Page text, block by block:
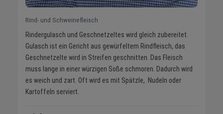
Rind- und Schweinefleisch
Rindergulasch und Geschnetzeltes wird gleich zubereitet.
Gulasch ist ein Gericht aus gewürfeltem Rindfleisch, das
Geschnetzelte wird in Streifen geschnitten. Das Fleisch
muss lange in einer würzigen Soße schmoren. Dadurch wird
es weich und zart. Oft wird es mit Spätzle, Nudeln oder
Kartoffeln serviert.